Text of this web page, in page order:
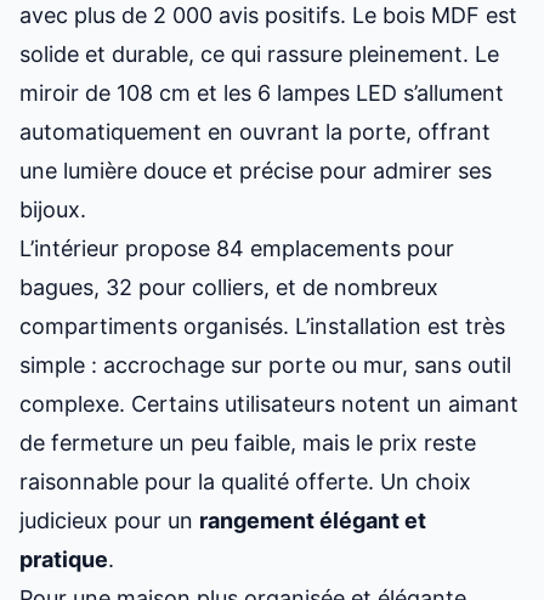
avec plus de 2 000 avis positifs. Le bois MDF est
solide et durable, ce qui rassure pleinement. Le
miroir de 108 cm et les 6 lampes LED s’allument
automatiquement en ouvrant la porte, offrant
une lumière douce et précise pour admirer ses
bijoux.
L’intérieur propose 84 emplacements pour
bagues, 32 pour colliers, et de nombreux
compartiments organisés. L’installation est très
simple : accrochage sur porte ou mur, sans outil
complexe. Certains utilisateurs notent un aimant
de fermeture un peu faible, mais le prix reste
raisonnable pour la qualité offerte. Un choix
judicieux pour un rangement élégant et
pratique.